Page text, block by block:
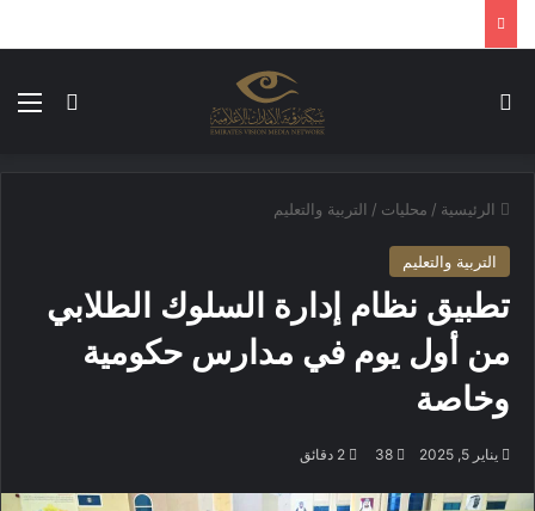
الوضع
الرئيسية / محليات / التربية والتعليم
التربية والتعليم
تطبيق نظام إدارة السلوك الطلابي
من أول يوم في مدارس حكومية
وخاصة
يناير 5, 2025 38